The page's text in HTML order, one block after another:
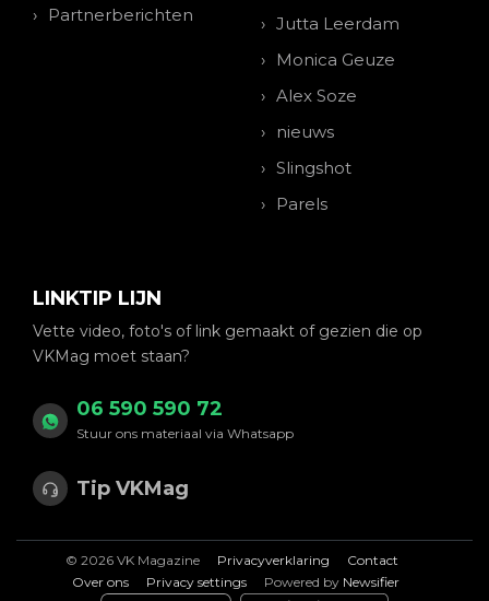
Partnerberichten
Jutta Leerdam
Monica Geuze
Alex Soze
nieuws
Slingshot
Parels
LINKTIP LIJN
Vette video, foto's of link gemaakt of gezien die op
VKMag moet staan?
06 590 590 72
Stuur ons materiaal via Whatsapp
Tip VKMag
© 2026 VK Magazine Privacyverklaring
Contact
Over ons
Privacy settings Powered by Newsifier